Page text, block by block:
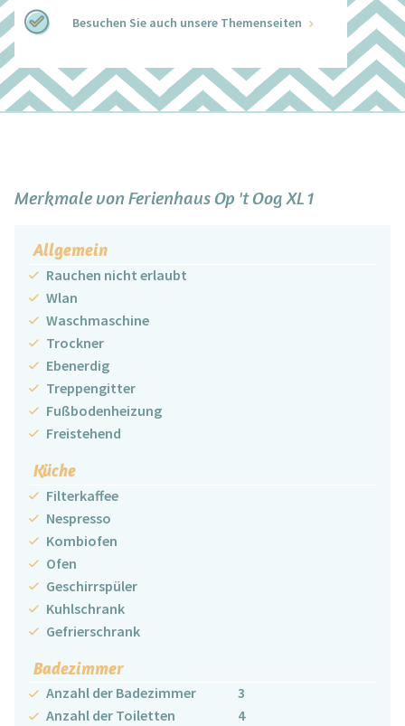
Besuchen Sie auch unsere Themenseiten
+
−
Merkmale von Ferienhaus Op 't Oog XL 1
Allgemein
Rauchen nicht erlaubt
Wlan
Waschmaschine
Trockner
Ebenerdig
Treppengitter
Fußbodenheizung
Freistehend
Küche
Filterkaffee
Nespresso
Kombiofen
Ofen
Geschirrspüler
Kuhlschrank
Gefrierschrank
Badezimmer
Anzahl der Badezimmer
3
Anzahl der Toiletten
4